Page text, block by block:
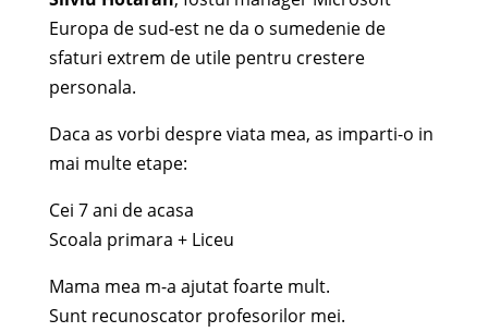
Europa de sud-est ne da o sumedenie de
sfaturi extrem de utile pentru crestere
personala.
Daca as vorbi despre viata mea, as imparti-o in
mai multe etape:
Cei 7 ani de acasa
Scoala primara + Liceu
Mama mea m-a ajutat foarte mult.
Sunt recunoscator profesorilor mei.